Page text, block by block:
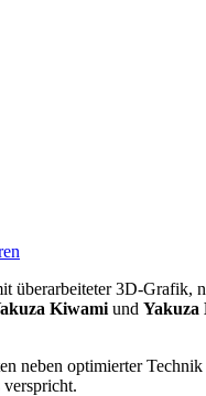
überarbeiteter 3D-Grafik,
Kiwami und Yakuza
neben optimierter
verspricht.